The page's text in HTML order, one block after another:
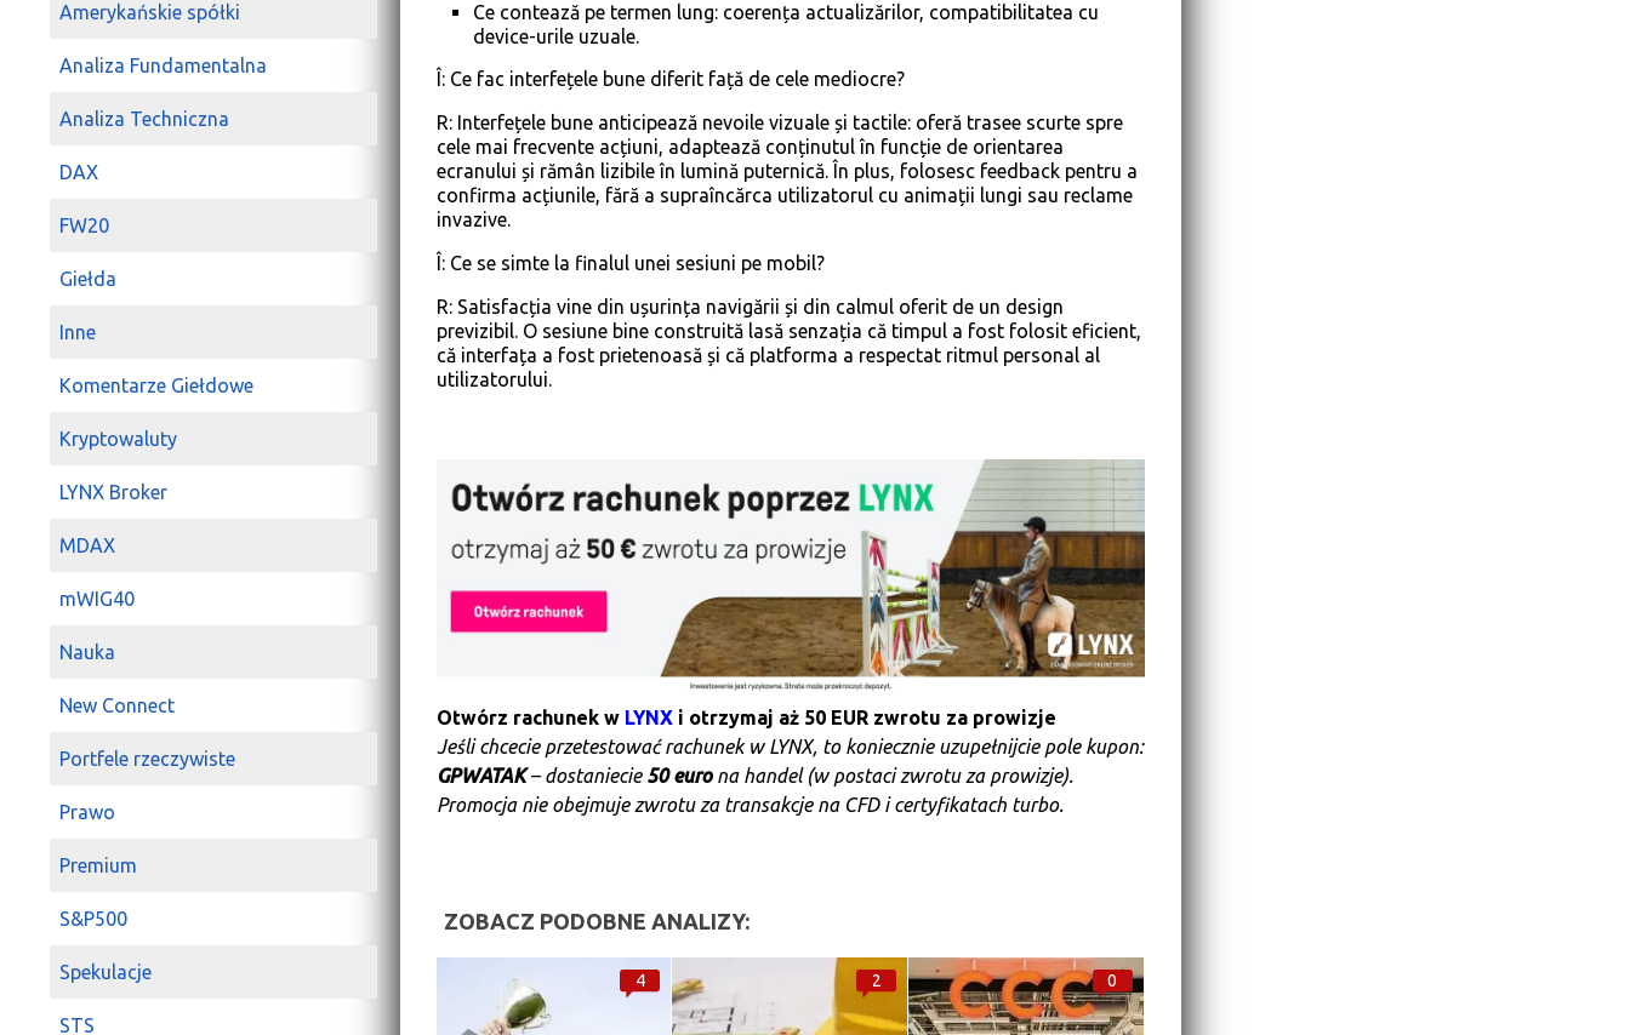
Ce contează pe termen lung: coerența actualizărilor, compatibilitatea cu
device-urile uzuale.
Î: Ce fac interfețele bune diferit față de cele mediocre?
R: Interfețele bune anticipează nevoile vizuale și tactile: oferă trasee scurte spre
cele mai frecvente acțiuni, adaptează conținutul în funcție de orientarea
ecranului și rămân lizibile în lumină puternică. În plus, folosesc feedback pentru a
confirma acțiunile, fără a supraîncărca utilizatorul cu animații lungi sau reclame
invazive.
Î: Ce se simte la finalul unei sesiuni pe mobil?
R: Satisfacția vine din ușurința navigării și din calmul oferit de un design
previzibil. O sesiune bine construită lasă senzația că timpul a fost folosit eficient,
că interfața a fost prietenoasă și că platforma a respectat ritmul personal al
utilizatorului.
Otwórz rachunek w LYNXi otrzymaj aż 50 EUR zwrotu za prowizje
Jeśli chcecie przetestować rachunek w LYNX, to koniecznie uzupełnijcie pole kupon:
GPWATAK– dostaniecie 50 eurona handel (w postaci zwrotu za prowizje).
Promocja nie obejmuje zwrotu za transakcje na CFD i certyfikatach turbo.
ZOBACZ PODOBNE ANALIZY:
4 2 0
Amerykańskie spółki
Analiza Fundamentalna
Analiza Techniczna
DAX
FW20
Giełda
Inne
Komentarze Giełdowe
Kryptowaluty
LYNX Broker
MDAX
mWIG40
Nauka
New Connect
Portfele rzeczywiste
Prawo
Premium
S&P500
Spekulacje
STS